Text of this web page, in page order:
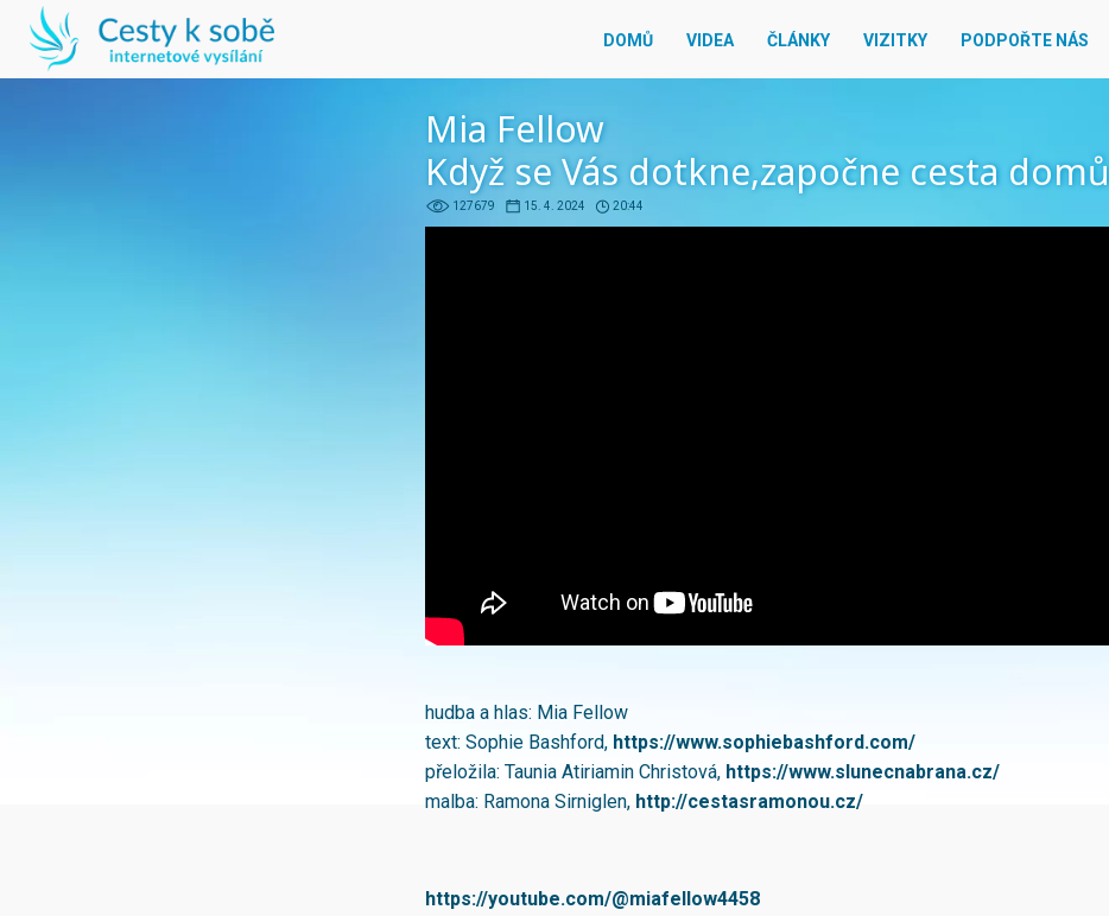
DOMŮ VIDEA ČLÁNKY VIZITKY PODPOŘTE NÁS
Mia Fellow
Když se Vás dotkne,započne cesta domů
127679 15. 4. 2024 20:44
hudba a hlas: Mia Fellow
text: Sophie Bashford, https://www.sophiebashford.com/
přeložila: Taunia Atiriamin Christová, https://www.slunecnabrana.cz/
malba: Ramona Sirniglen, http://cestasramonou.cz/
https://youtube.com/@miafellow4458